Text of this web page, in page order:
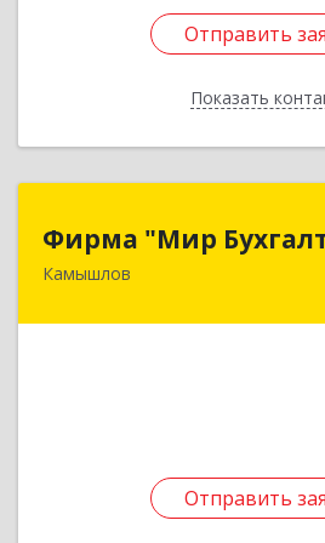
Отправить
Показать
Отправить
Назад
Фирма "Мир
Камышлов
Отправить
624860,
Отправить